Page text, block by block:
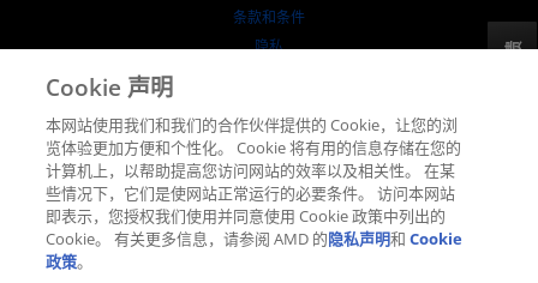
​条款和条件
隐私
公开公平竞争
英国税收策略
Cookie 政策
Cookie 设置
反馈
Cookie 声明
本网站使用我们和我们的合作伙伴提供的 Cookie，让您的浏
览体验更加方便和个性化。 Cookie 将有用的信息存储在您的
计算机上，以帮助提高您访问网站的效率以及相关性。 在某
些情况下，它们是使网站正常运行的必要条件。 访问本网站
即表示，您授权我们使用并同意使用 Cookie 政策中列出的
Cookie。 有关更多信息，请参阅 AMD 的隐私声明和Cookie
政策。